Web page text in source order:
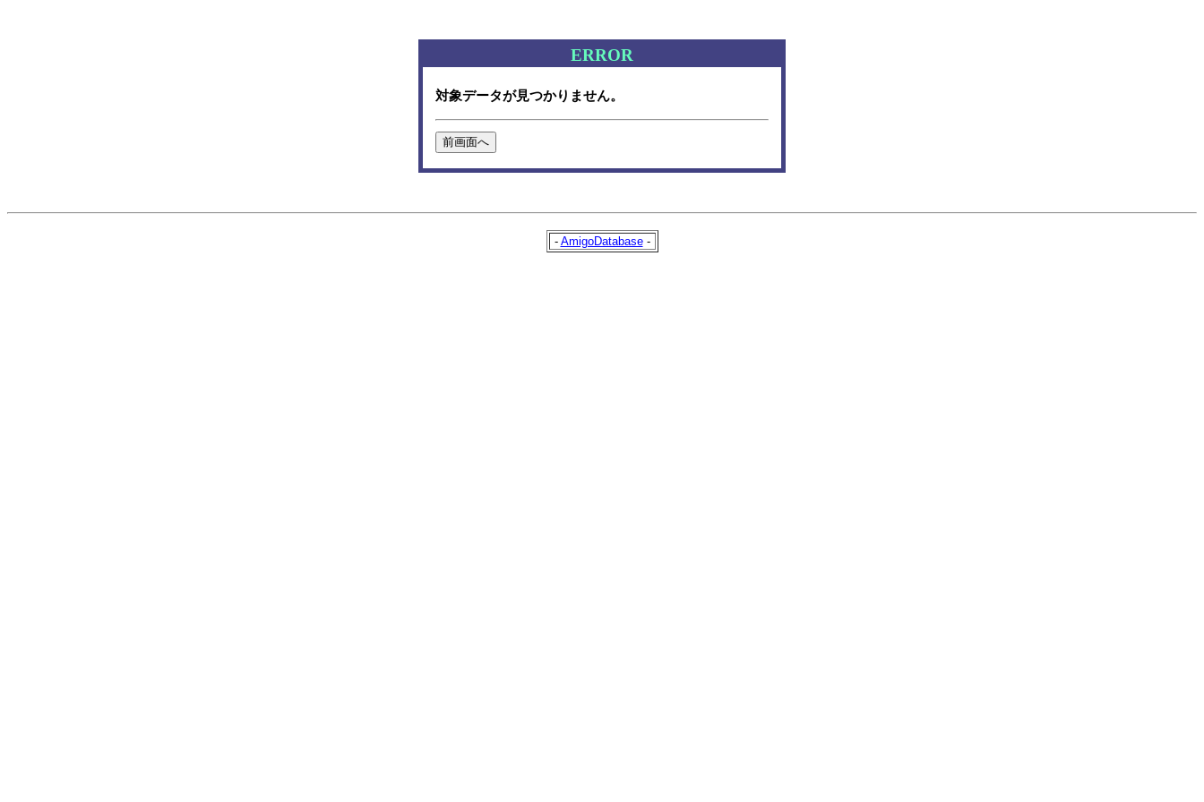
ERROR
対象データが見つかりません。
- AmigoDatabase-